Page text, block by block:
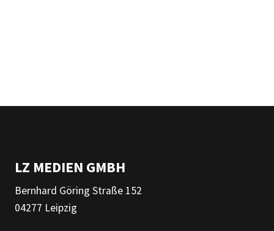
LZ MEDIEN GMBH
Bernhard Göring Straße 152
04277 Leipzig